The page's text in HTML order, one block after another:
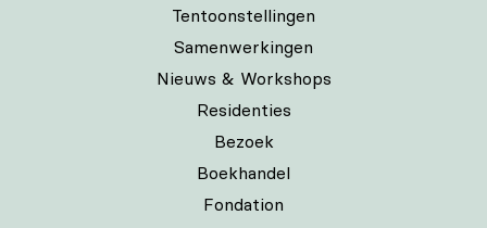
Tentoonstellingen
Samenwerkingen
Nieuws & Workshops
Residenties
Bezoek
Boekhandel
Fondation